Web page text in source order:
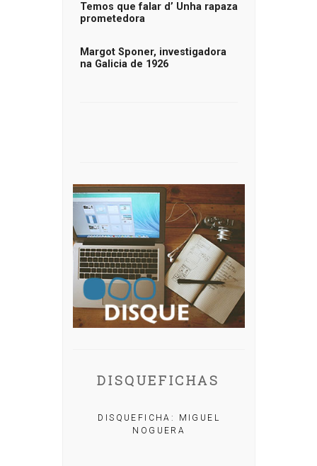
Temos que falar d’ Unha rapaza
prometedora
Margot Sponer, investigadora
na Galicia de 1926
DISQUEFICHAS
DISQUEFICHA: MIGUEL
NOGUERA